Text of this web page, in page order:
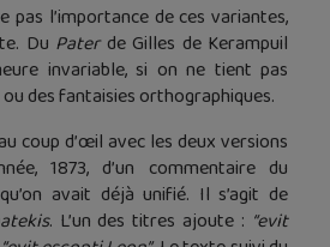
pas l’importance de ces variantes,
Du Paterde Gilles de Kerampuil
invariable, si on ne tient pas
des fantaisies orthographiques.
coup d’œil avec les deux versions
1873, d’un commentaire du
avait déjà unifié. Il s’agit de
. L’un des titres ajoute : “evit